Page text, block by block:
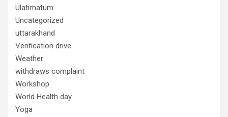
Ulatimatum
Uncategorized
uttarakhand
Verification drive
Weather
withdraws complaint
Workshop
World Health day
Yoga